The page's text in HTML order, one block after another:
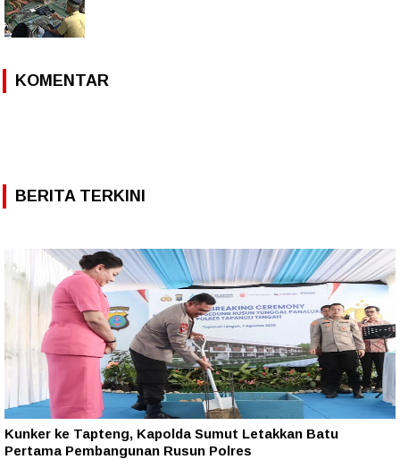
KOMENTAR
BERITA TERKINI
Kunker ke Tapteng, Kapolda Sumut Letakkan Batu
Pertama Pembangunan Rusun Polres